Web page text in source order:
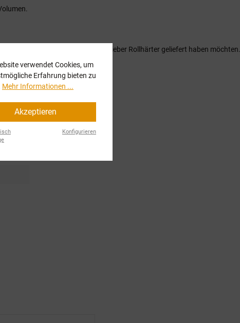
Sie anstelle des Spritzhärters lieber Rollhärter geliefert haben möchten.
, 6kg
verwendet Cookies, um
Erfahrung bieten zu
Mehr Informationen ...
Akzeptieren
Konfigurieren